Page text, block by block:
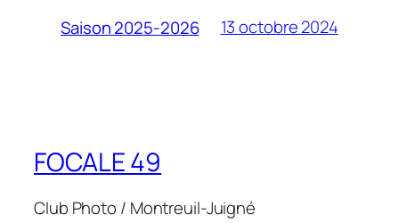
Saison 2025-2026 13 octobre 2024
FOCALE 49
Club Photo / Montreuil-Juigné